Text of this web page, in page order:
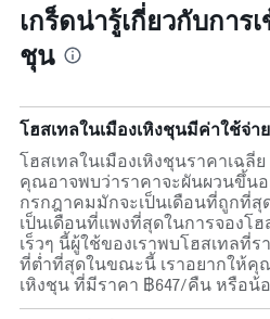
เกร็ดน่ารู้เกี่ยวกับการ
ชุน
โฮสเทลในเมืองเหิงชุนมีค่าใช้จ่า
โฮสเทลในเมืองเหิงชุนราคาเฉลี่
คุณอาจพบว่าราคาจะผันผวนขึ้นอ
กรกฎาคมมักจะเป็นเดือนที่ถูกที่สุ
เป็นเดือนที่แพงที่สุดในการจองโฮ
เร็วๆ นี้ผู้ใช้ของเราพบโฮสเทลที่
ที่ต่ำที่สุดในขณะนี้ เราอยากให้คุ
เหิงชุน ที่มีราคา ฿647/คืน หรือน้